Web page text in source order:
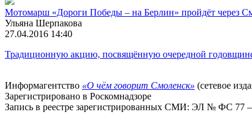
Мотомарш «Дороги Победы – на Берлин» пройдёт через
Ульяна Шерпакова
27.04.2016 14:40
Традиционную акцию, посвящённую очередной
Информагентство «О чём говорит Смоленск» (сетевое
Зарегистрировано в Роскомнадзоре
Запись в реестре зарегистрированных СМИ: ЭЛ № ФС 77 –